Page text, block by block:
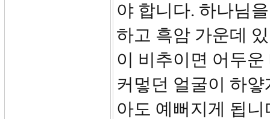
야 합니다. 하나님
하고 흑암 가운데
이 비추이면 어두
커멓던 얼굴이 하
아도 예뻐지게 됩